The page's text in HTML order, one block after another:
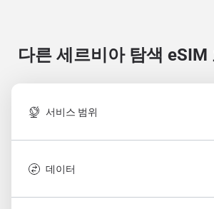
다른 세르비아 탐색 eSIM
서비스 범위
데이터